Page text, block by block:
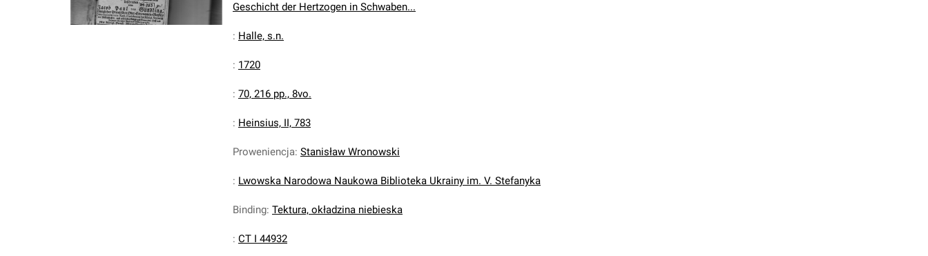
Geschicht der Hertzogen in Schwaben...
: Halle, s.n.
: 1720
: 70, 216 pp., 8vo.
: Heinsius, II, 783
Proweniencja: Stanisław Wronowski
: Lwowska Narodowa Naukowa Biblioteka Ukrainy im. V. Stefanyka
Binding: Tektura, okładzina niebieska
: CT I 44932